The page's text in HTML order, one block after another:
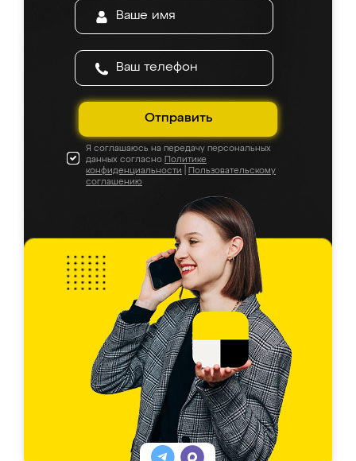
Отправить
Я соглашаюсь на передачу персональных
данных согласно Политике
конфиденциальности
Пользовательскому
соглашению